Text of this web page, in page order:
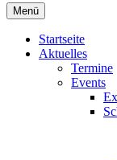
Menü Zum
Inhalt
springen
Startseite
Aktuelles
Termine
Events